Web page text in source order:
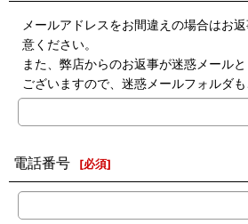
メールアドレスをお間違えの場合はお
意ください。
また、弊店からのお返事が迷惑メール
ございますので、迷惑メールフォルダも
電話番号 [必須]